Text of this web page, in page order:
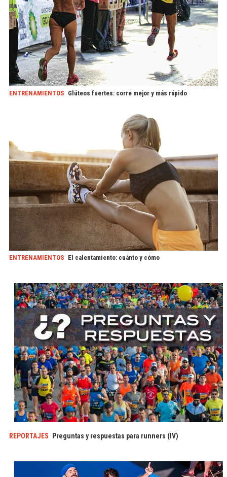
ENTRENAMIENTOS Glúteos fuertes: corre mejor y más rápido
ENTRENAMIENTOS El calentamiento: cuánto y cómo
REPORTAJES Preguntas y respuestas para runners (IV)